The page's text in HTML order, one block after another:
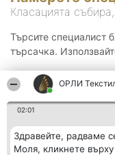
ОРЛИ
02:01
Здравейте, радваме
Моля, кликнете
Класацията
Търсите специалист
търсачка.